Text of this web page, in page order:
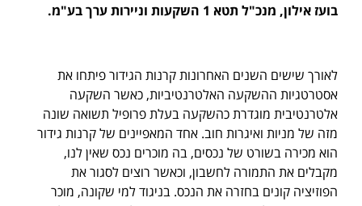
בועז אילון, מנכ"ל תטא 1 השקעות וניירות ערך בע"מ.
לאורך שישים השנים האחרונות קרנות הגידור פיתחו את
אסטרטגיות ההשקעה האלטרנטיביות, כאשר השקעה
אלטרנטיבית מוגדרת כהשקעה בעלת פרופיל תשואה שונה
מזה של מניות ואיגרות חוב. אחד המאפיינים של קרנות גידור
הוא מכירה בשורט של נכסים, בה מוכרים נכס שאין לנו,
מקבלים את התמורה לחשבון, וכאשר רוצים לסגור את
הפוזיציה קונים בחזרה את הנכס. בניגוד למי שקונה, מוכר